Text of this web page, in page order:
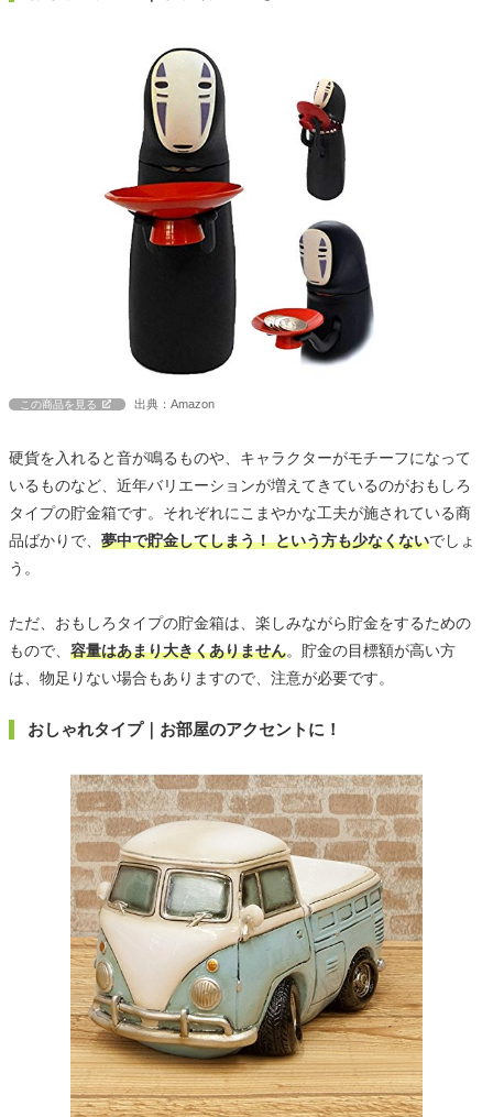
この商品を見る 出典：Amazon
硬貨を入れると音が鳴るものや、キャラクターがモチーフになって
いるものなど、近年バリエーションが増えてきているのがおもしろ
タイプの貯金箱です。それぞれにこまやかな工夫が施されている商
品ばかりで、 夢中で貯金してしまう！ という方も少なくないでしょ
う。
ただ、おもしろタイプの貯金箱は、楽しみながら貯金をするための
もので、 容量はあまり大きくありません。貯金の目標額が高い方
は、物足りない場合もありますので、注意が必要です。
おしゃれタイプ｜お部屋のアクセントに！